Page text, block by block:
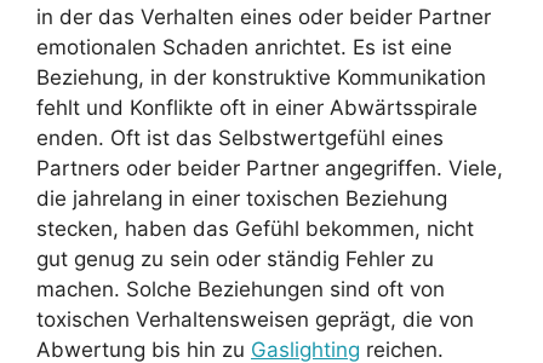
in der das Verhalten eines oder beider Partner
emotionalen Schaden anrichtet. Es ist eine
Beziehung, in der konstruktive Kommunikation
fehlt und Konflikte oft in einer Abwärtsspirale
enden. Oft ist das Selbstwertgefühl eines
Partners oder beider Partner angegriffen. Viele,
die jahrelang in einer toxischen Beziehung
stecken, haben das Gefühl bekommen, nicht
gut genug zu sein oder ständig Fehler zu
machen. Solche Beziehungen sind oft von
toxischen Verhaltensweisen geprägt, die von
Abwertung bis hin zu Gaslighting reichen.